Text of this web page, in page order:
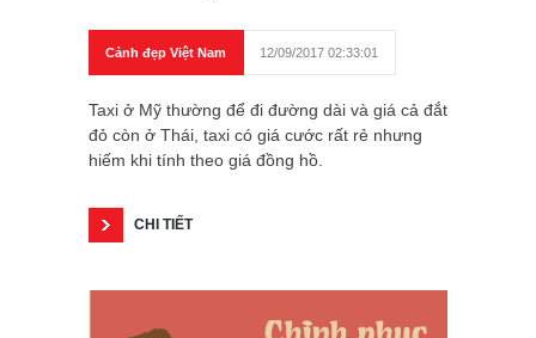
Cảnh đẹp Việt Nam 12/09/2017 02:33:01
Taxi ở Mỹ thường để đi đường dài và giá cả đắt
đỏ còn ở Thái, taxi có giá cước rất rẻ nhưng
hiếm khi tính theo giá đồng hồ.
CHI TIẾT